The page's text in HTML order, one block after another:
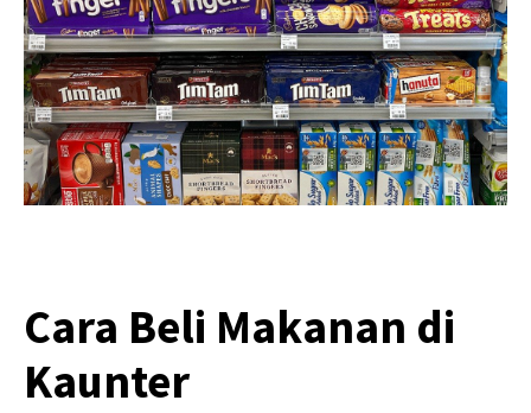
Cara Beli Makanan di
Kaunter